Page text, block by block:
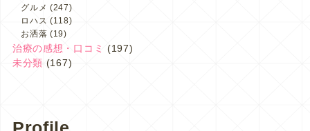
グルメ (247)
ロハス (118)
お洒落 (19)
治療の感想・口コミ
(197)
未分類 (167)